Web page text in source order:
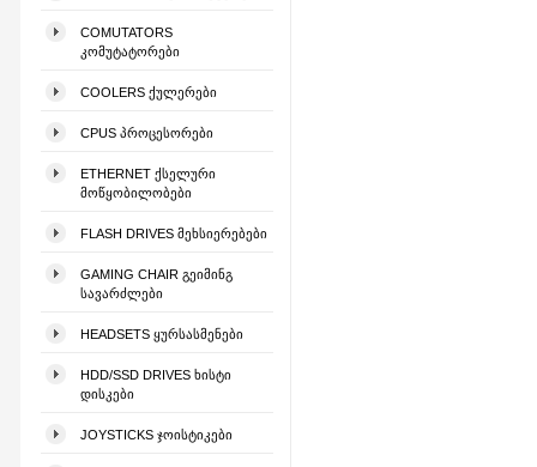
COMUTATORS
ᲙᲝᲛᲣᲢᲐᲢᲝᲠᲔᲑᲘ
COOLERS ᲥᲣᲚᲔᲠᲔᲑᲘ
CPUS ᲞᲠᲝᲪᲔᲡᲝᲠᲔᲑᲘ
ETHERNET ᲥᲡᲔᲚᲣᲠᲘ
ᲛᲝᲬᲧᲝᲑᲘᲚᲝᲑᲔᲑᲘ
FLASH DRIVES ᲛᲔᲮᲡᲘᲔᲠᲔᲑᲔᲑᲘ
GAMING CHAIR ᲒᲔᲘᲛᲘᲜᲒ
ᲡᲐᲕᲐᲠᲫᲚᲔᲑᲘ
HEADSETS ᲧᲣᲠᲡᲐᲡᲛᲔᲜᲔᲑᲘ
HDD/SSD DRIVES ᲮᲘᲡᲢᲘ
ᲓᲘᲡᲙᲔᲑᲘ
JOYSTICKS ᲯᲝᲘᲡᲢᲘᲙᲔᲑᲘ